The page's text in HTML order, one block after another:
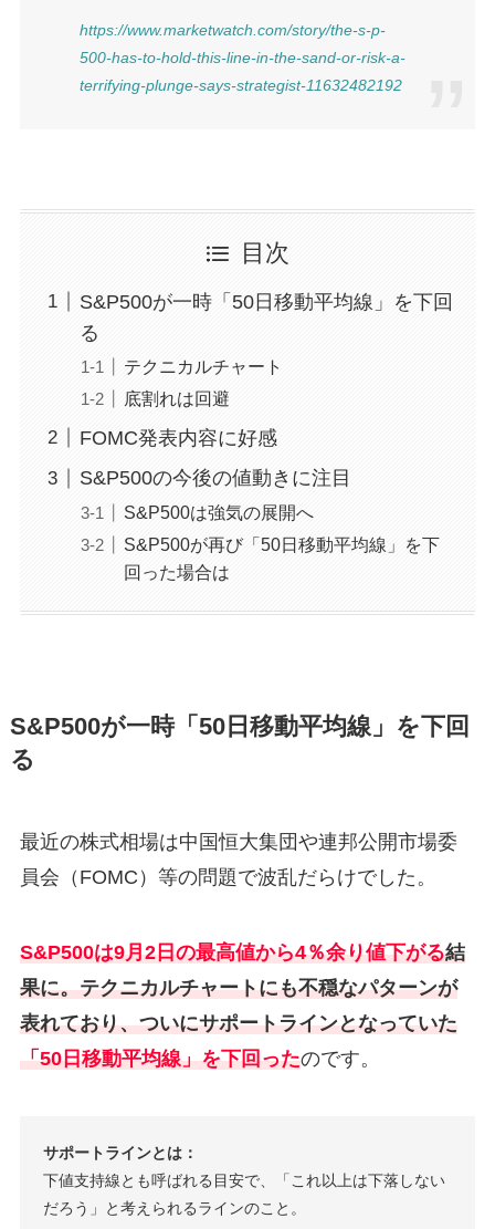
https://www.marketwatch.com/story/the-s-p-
500-has-to-hold-this-line-in-the-sand-or-risk-a-
terrifying-plunge-says-strategist-11632482192
目次
S&P500が一時「50日移動平均線」を下回
る
テクニカルチャート
底割れは回避
FOMC発表内容に好感
S&P500の今後の値動きに注目
S&P500は強気の展開へ
S&P500が再び「50日移動平均線」を下
回った場合は
S&P500が一時「50日移動平均線」を下回
る
最近の株式相場は中国恒大集団や連邦公開市場委
員会（FOMC）等の問題で波乱だらけでした。
S&P500は9月2日の最高値から4％余り値下がる結
果に。テクニカルチャートにも不穏なパターンが
表れており、ついにサポートラインとなっていた
「50日移動平均線」を下回ったのです。
サポートラインとは：
下値支持線とも呼ばれる目安で、「これ以上は下落しない
だろう」と考えられるラインのこと。